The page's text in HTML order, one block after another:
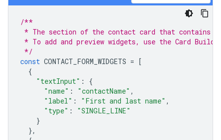
/**
* The section of the contact card that contains
* To add and preview widgets, use the Card
*/
const CONTACT_FORM_WIDGETS = [
{
"textInput" :
{
"name" : "contactName" ,
"label" : "First and last name" ,
"type" :
"SINGLE_LINE"
}
},